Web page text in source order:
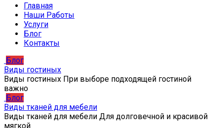
Главная
Наши Работы
Услуги
Блог
Контакты
Блог
Виды гостиных
Виды гостиных При выборе подходящей гостиной
важно
Блог
Виды тканей для мебели
Виды тканей для мебели Для долговечной и красивой
мягкой